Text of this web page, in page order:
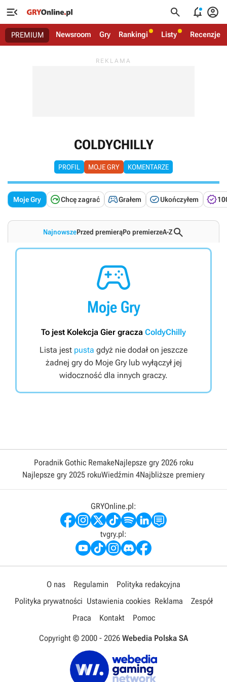
   
PREMIUM Newsroom Gry Rankingi Listy Recenzje
COLDYCHILLY
PROFIL MOJE GRY KOMENTARZE
Moje Gry Chcę zagrać Grałem Ukończyłem 
NajnowszePrzed premierąPo premierzeA-Z

Moje Gry
To jest Kolekcja Gier gracza ColdyChilly
Lista jest pusta gdyż nie dodał on jeszcze
żadnej gry do Moje Gry lub wyłączył jej
widoczność dla innych graczy.
Poradnik Gothic RemakeNajlepsze gry 2026 roku
Najlepsze gry 2025 rokuWiedźmin 4Najbliższe premiery
GRYOnline.pl:
tvgry.pl:
O nas Regulamin
Polityka redakcyjna
Polityka prywatności Ustawienia cookies Reklama
Zespół
Praca
Kontakt Pomoc
Copyright © 2000 - 2026 Webedia Polska SA